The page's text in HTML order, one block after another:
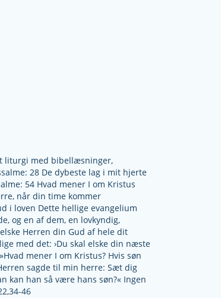
liturgi med bibellæsninger,
28 De dybeste lag i mit hjerte
54 Hvad mener I om Kristus
når din time kommer
i loven Dette hellige evangelium
og en af dem, en lovkyndig,
Herren din Gud af hele dit
med det: ›Du skal elske din næste
mener I om Kristus? Hvis søn
sagde til min herre: Sæt dig
kan han så være hans søn?« Ingen
46